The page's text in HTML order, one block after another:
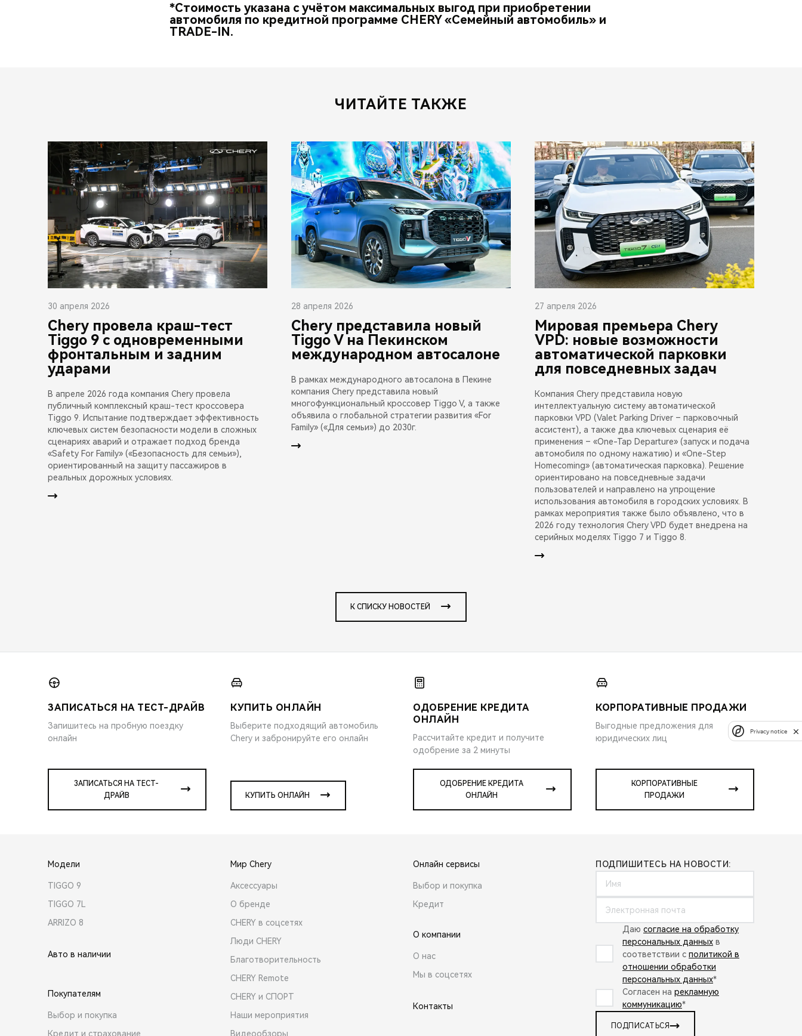
*Стоимость указана с учётом максимальных выгод при приобретении
автомобиля по кредитной программе CHERY «Семейный автомобиль» и
TRADE-IN.
ЧИТАЙТЕ ТАКЖЕ
30 апреля 2026
Chery провела краш-тест
Tiggo 9 с одновременными
фронтальным и задним
ударами
В апреле 2026 года компания Chery провела
публичный комплексный краш-тест кроссовера
Tiggo 9. Испытание подтверждает эффективность
ключевых систем безопасности модели в сложных
сценариях аварий и отражает подход бренда
«Safety For Family» («Безопасность для семьи»),
ориентированный на защиту пассажиров в
реальных дорожных условиях.
28 апреля 2026
Chery представила новый
Tiggo V на Пекинском
международном автосалоне
В рамках международного автосалона в Пекине
компания Chery представила новый
многофункциональный кроссовер Tiggo V, а также
объявила о глобальной стратегии развития «For
Family» («Для семьи») до 2030г.
27 апреля 2026
Мировая премьера Chery
VPD: новые возможности
автоматической парковки
для повседневных задач
Компания Chery представила новую
интеллектуальную систему автоматической
парковки VPD (Valet Parking Driver – парковочный
ассистент), а также два ключевых сценария её
применения – «One-Tap Departure» (запуск и подача
автомобиля по одному нажатию) и «One-Step
Homecoming» (автоматическая парковка). Решение
ориентировано на повседневные задачи
пользователей и направлено на упрощение
использования автомобиля в городских условиях. В
рамках мероприятия также было объявлено, что в
2026 году технология Chery VPD будет внедрена на
серийных моделях Tiggo 7 и Tiggo 8.
К СПИСКУ НОВОСТЕЙ
ЗАПИСАТЬСЯ НА ТЕСТ-ДРАЙВ
Запишитесь на пробную поездку
онлайн
ЗАПИСАТЬСЯ НА ТЕСТ-
ДРАЙВ
КУПИТЬ ОНЛАЙН
Выберите подходящий автомобиль
Chery и забронируйте его онлайн
КУПИТЬ ОНЛАЙН
ОДОБРЕНИЕ КРЕДИТА
ОНЛАЙН
Рассчитайте кредит и получите
одобрение за 2 минуты
ОДОБРЕНИЕ КРЕДИТА
ОНЛАЙН
КОРПОРАТИВНЫЕ ПРОДАЖИ
Выгодные предложения для
юридических лиц
КОРПОРАТИВНЫЕ
ПРОДАЖИ
Модели
TIGGO 9
TIGGO 7L
ARRIZO 8
Авто в наличии
Покупателям
Выбор и покупка
Кредит и страхование
Мир Chery
Аксессуары
О бренде
CHERY в соцсетях
Люди CHERY
Благотворительность
CHERY Remote
CHERY и СПОРТ
Наши мероприятия
Видеообзоры
Онлайн сервисы
Выбор и покупка
Кредит
О компании
О нас
Мы в соцсетях
Контакты
ПОДПИШИТЕСЬ НА НОВОСТИ:
Даю согласие на обработку
персональных данных в
соответствии с политикой в
отношении обработки
персональных данных*
Согласен на рекламную
коммуникацию*
ПОДПИСАТЬСЯ
Privacy notice